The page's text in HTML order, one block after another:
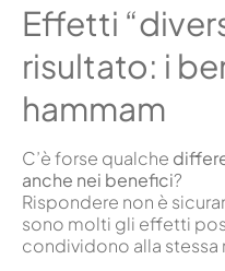
Effetti
risultato: i
hammam
C’è forse qualche
anche nei benefici?
Rispondere non è
sono molti gli effetti
condividono alla stessa